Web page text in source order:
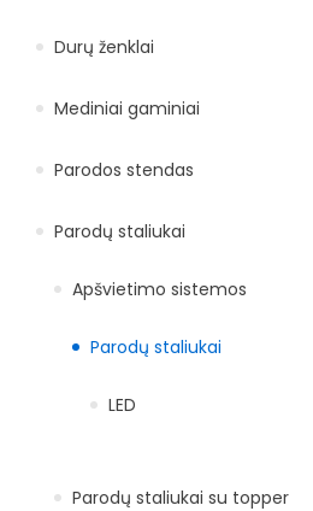
Durų ženklai
Mediniai gaminiai
Parodos stendas
Parodų staliukai
Apšvietimo sistemos
Parodų staliukai
LED
Parodų staliukai su topper